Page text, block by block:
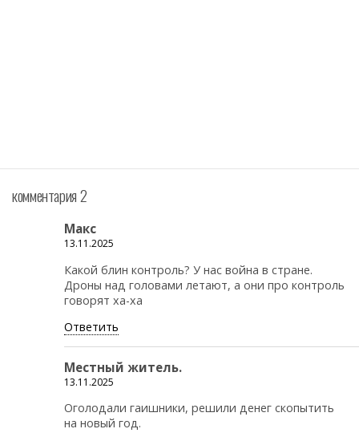
комментария 2
Макс
13.11.2025
Какой блин контроль? У нас война в стране.
Дроны над головами летают, а они про контроль
говорят ха-ха
Ответить
Местный житель.
13.11.2025
Оголодали гаишники, решили денег скопытить
на новый год.